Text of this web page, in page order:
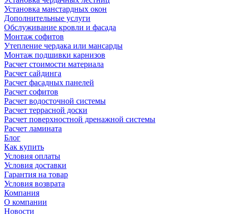
Установка манстардных окон
Дополнительные услуги
Обслуживание кровли и фасада
Монтаж софитов
Утепление чердака или мансарды
Монтаж подшивки карнизов
Расчет стоимости материала
Расчет сайдинга
Расчет фасадных панелей
Расчет софитов
Расчет водосточной системы
Расчет террасной доски
Расчет поверхностной дренажной системы
Расчет ламината
Блог
Как купить
Условия оплаты
Условия доставки
Гарантия на товар
Условия возврата
Компания
О компании
Новости